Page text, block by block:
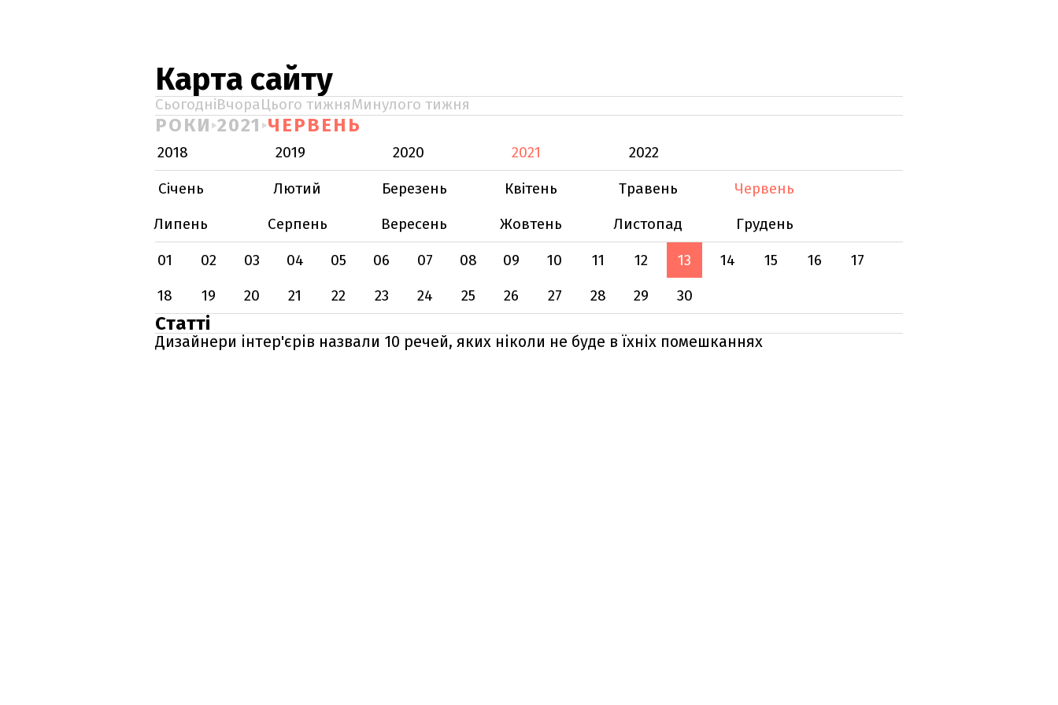
Карта сайту
СьогодніВчораЦього тижняМинулого тижня
РОКИ 2021 ЧЕРВЕНЬ
2018 2019 2020 2021
2022
Січень
Лютий Березень Квітень Травень
Червень
Липень
Серпень Вересень Жовтень Листопад
Грудень
01
02 03 04 05 06 07 08 09 10 11 12 13 14 15 16
17
18
19 20 21 22 23 24 25 26 27 28 29 30
Статті
Дизайнери інтер'єрів назвали 10 речей, яких ніколи не буде в їхніх помешканнях